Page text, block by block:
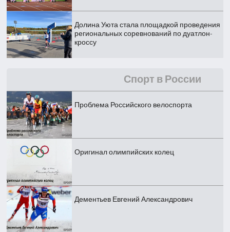
Долина Уюта стала площадкой проведения
региональных соревнований по дуатлон-
кроссу
Спорт в России
Проблема Российского велоспорта
Оригинал олимпийских колец
Дементьев Евгений Александрович